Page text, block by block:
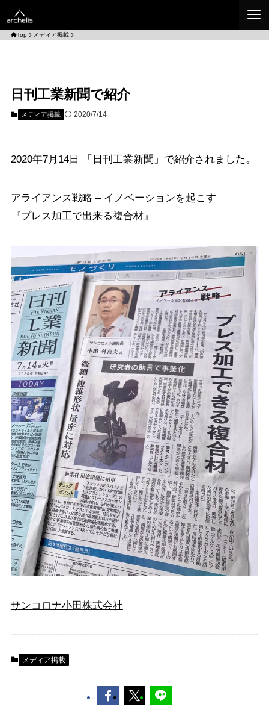
Top メディア掲載
日刊工業新聞で紹介
メディア掲載 2020/7/14
2020年7月14日 「日刊工業新聞」で紹介されました。
アライアンス戦略 – イノベーションを起こす
『プレス加工で出来る複合材』
サンコロナ小田株式会社
メディア掲載